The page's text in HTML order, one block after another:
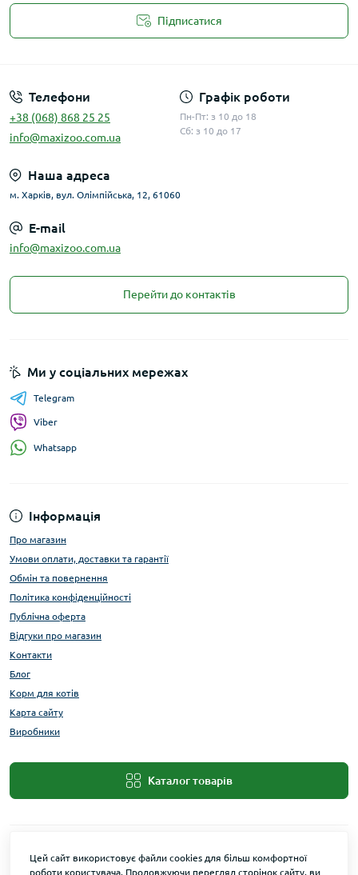
Підписатися
Телефони
+38 (068) 868 25 25
info@maxizoo.com.ua
Графік роботи
Пн-Пт: з 10 до 18
Сб: з 10 до 17
Наша адреса
м. Харків, вул. Олімпійська, 12, 61060
E-mail
info@maxizoo.com.ua
Перейти до контактів
Інформація
Про магазин
Умови оплати, доставки та гарантії
Обмін та повернення
Політика конфіденційності
Публічна оферта
Відгуки про магазин
Контакти
Блог
Корм для котів
Карта сайту
Виробники
Каталог товарів
Ми у соціальних мережах
Telegram
Viber
Whatsapp
Цей сайт використовує файли cookies для більш комфортної
роботи користувача. Продовжуючи перегляд сторінок сайту, ви